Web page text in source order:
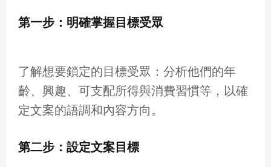
第一步：明確掌握目標受眾
了解想要鎖定的目標受眾：分析他們的年
齡、興趣、可支配所得與消費習慣等，以確
定文案的語調和內容方向。
第二步：設定文案目標